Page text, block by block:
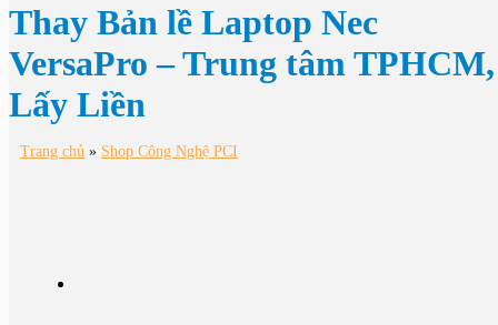
Thay Bản lề Laptop Nec
VersaPro – Trung tâm TPHCM,
Lấy Liền
Trang chủ » Shop Công Nghệ PCI